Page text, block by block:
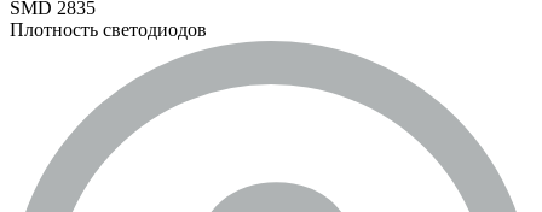
SMD 2835
Плотность светодиодов